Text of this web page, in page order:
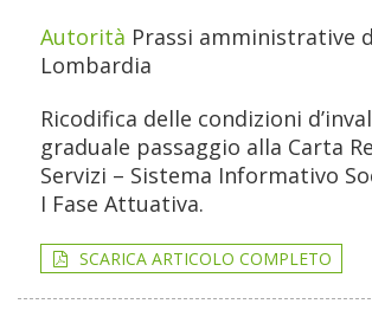
Prassi amministrative
Lombardia
Ricodifica delle condizioni
graduale passaggio alla Carta
Servizi – Sistema Informativo
I Fase Attuativa.
SCARICA ARTICOLO COMPLETO